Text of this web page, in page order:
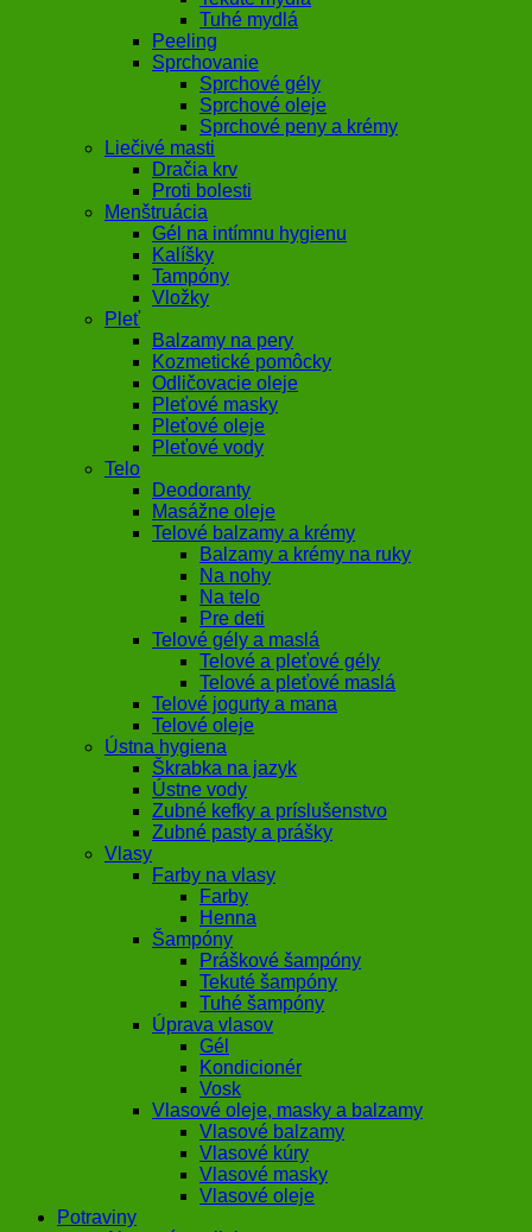
Tuhé mydlá
Peeling
Sprchovanie
Sprchové gély
Sprchové oleje
Sprchové peny a krémy
Liečivé masti
Dračia krv
Proti bolesti
Menštruácia
Gél na intímnu hygienu
Kalíšky
Tampóny
Vložky
Pleť
Balzamy na pery
Kozmetické pomôcky
Odličovacie oleje
Pleťové masky
Pleťové oleje
Pleťové vody
Telo
Deodoranty
Masážne oleje
Telové balzamy a krémy
Balzamy a krémy na ruky
Na nohy
Na telo
Pre deti
Telové gély a maslá
Telové a pleťové gély
Telové a pleťové maslá
Telové jogurty a mana
Telové oleje
Ústna hygiena
Škrabka na jazyk
Ústne vody
Zubné kefky a príslušenstvo
Zubné pasty a prášky
Vlasy
Farby na vlasy
Farby
Henna
Šampóny
Práškové šampóny
Tekuté šampóny
Tuhé šampóny
Úprava vlasov
Gél
Kondicionér
Vosk
Vlasové oleje, masky a balzamy
Vlasové balzamy
Vlasové kúry
Vlasové masky
Vlasové oleje
Potraviny